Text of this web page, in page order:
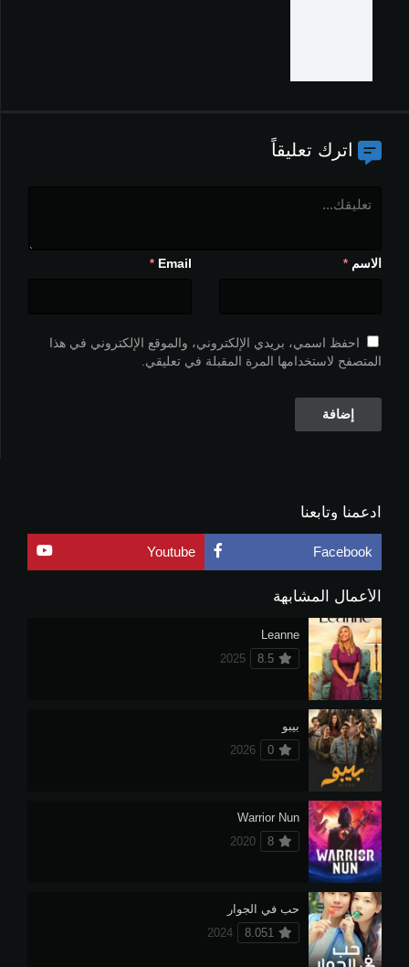
اترك تعليقاً
الاسم *
Email
*
احفظ اسمي، بريدي الإلكتروني، والموقع الإلكتروني في هذا
المتصفح لاستخدامها المرة المقبلة في تعليقي.
ادعمنا وتابعنا
Facebook
Youtube
الأعمال المشابهة
Leanne
8.5
2025
بيبو
0
2026
Warrior Nun
8
2020
حب في الجوار
8.051
2024